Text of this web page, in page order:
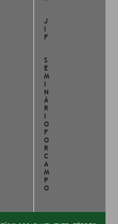
J
I
F
S
E
M
I
N
Á
R
I
O
F
O
R
C
A
M
P
O